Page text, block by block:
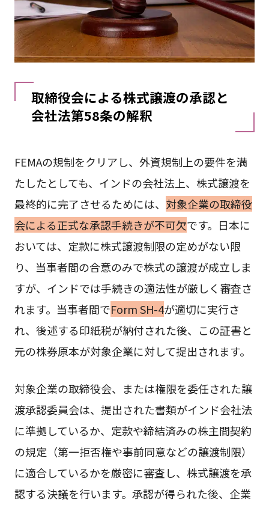
取締役会による株式譲渡の承認と
会社法第58条の解釈
FEMAの規制をクリアし、外資規制上の要件を満
たしたとしても、インドの会社法上、株式譲渡を
最終的に完了させるためには、 対象企業の取締役
会による正式な承認手続きが不可欠です。日本に
おいては、定款に株式譲渡制限の定めがない限
り、当事者間の合意のみで株式の譲渡が成立しま
すが、インドでは手続きの適法性が厳しく審査さ
れます。当事者間でForm SH-4が適切に実行さ
れ、後述する印紙税が納付された後、この証書と
元の株券原本が対象企業に対して提出されます。
対象企業の取締役会、または権限を委任された譲
渡承認委員会は、提出された書類がインド会社法
に準拠しているか、定款や締結済みの株主間契約
の規定（第一拒否権や事前同意などの譲渡制限）
に適合しているかを厳密に審査し、株式譲渡を承
認する決議を行います。承認が得られた後、企業